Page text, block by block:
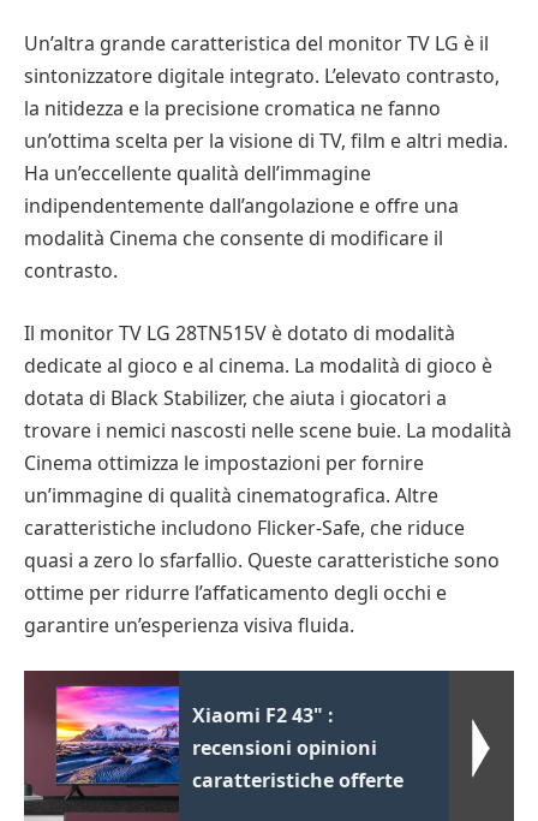
Un’altra grande caratteristica del monitor TV LG è il
sintonizzatore digitale integrato. L’elevato contrasto,
la nitidezza e la precisione cromatica ne fanno
un’ottima scelta per la visione di TV, film e altri media.
Ha un’eccellente qualità dell’immagine
indipendentemente dall’angolazione e offre una
modalità Cinema che consente di modificare il
contrasto.
Il monitor TV LG 28TN515V è dotato di modalità
dedicate al gioco e al cinema. La modalità di gioco è
dotata di Black Stabilizer, che aiuta i giocatori a
trovare i nemici nascosti nelle scene buie. La modalità
Cinema ottimizza le impostazioni per fornire
un’immagine di qualità cinematografica. Altre
caratteristiche includono Flicker-Safe, che riduce
quasi a zero lo sfarfallio. Queste caratteristiche sono
ottime per ridurre l’affaticamento degli occhi e
garantire un’esperienza visiva fluida.
Xiaomi F2 43" :
recensioni opinioni
caratteristiche offerte